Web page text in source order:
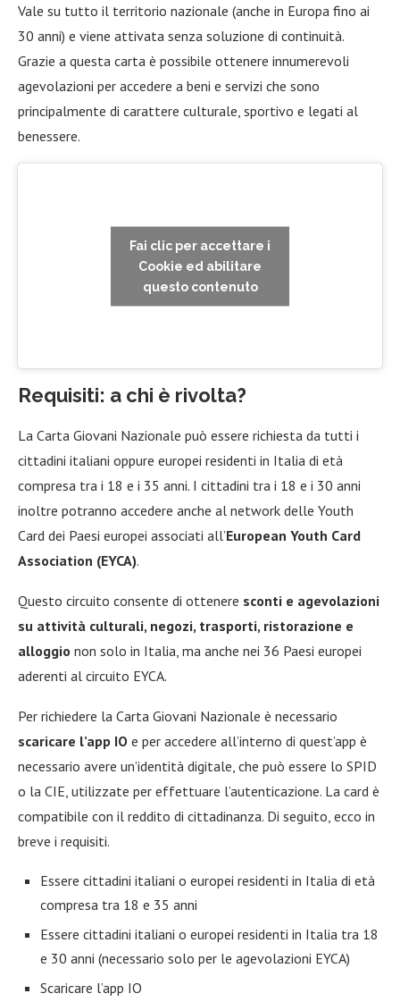
Vale su tutto il territorio nazionale (anche in Europa fino ai
30 anni) e viene attivata senza soluzione di continuità.
Grazie a questa carta è possibile ottenere innumerevoli
agevolazioni per accedere a beni e servizi che sono
principalmente di carattere culturale, sportivo e legati al
benessere.
Fai clic per accettare i
Cookie ed abilitare
questo contenuto
Requisiti: a chi è rivolta?
La Carta Giovani Nazionale può essere richiesta da tutti i
cittadini italiani oppure europei residenti in Italia di età
compresa tra i 18 e i 35 anni. I cittadini tra i 18 e i 30 anni
inoltre potranno accedere anche al network delle Youth
Card dei Paesi europei associati all’European Youth Card
Association (EYCA).
Questo circuito consente di ottenere sconti e agevolazioni
su attività culturali, negozi, trasporti, ristorazione e
alloggio non solo in Italia, ma anche nei 36 Paesi europei
aderenti al circuito EYCA.
Per richiedere la Carta Giovani Nazionale è necessario
scaricare l’app IO e per accedere all’interno di quest’app è
necessario avere un’identità digitale, che può essere lo SPID
o la CIE, utilizzate per effettuare l’autenticazione. La card è
compatibile con il reddito di cittadinanza. Di seguito, ecco in
breve i requisiti.
Essere cittadini italiani o europei residenti in Italia di età
compresa tra 18 e 35 anni
Essere cittadini italiani o europei residenti in Italia tra 18
e 30 anni (necessario solo per le agevolazioni EYCA)
Scaricare l’app IO